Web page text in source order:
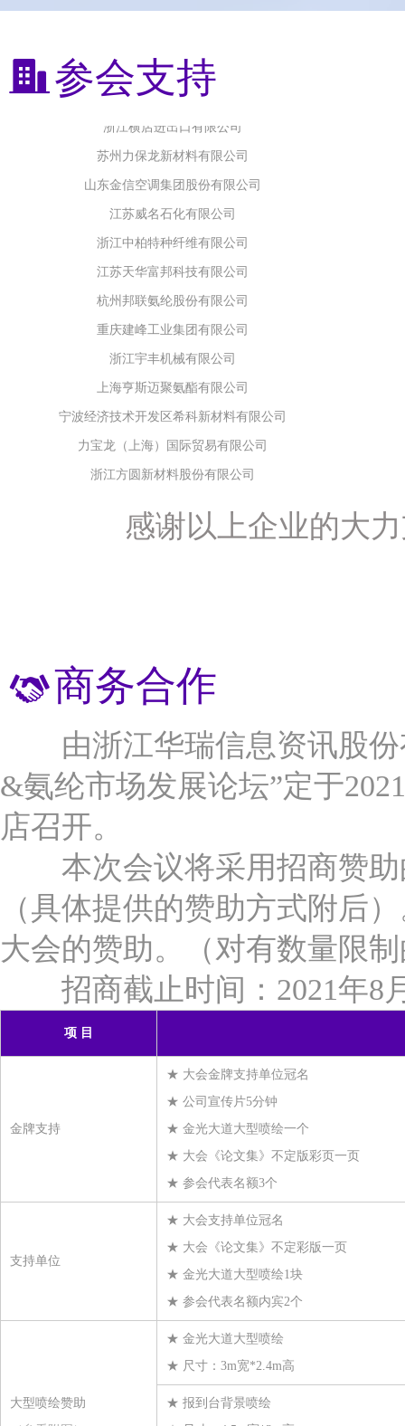
参会支持
浙江横店进出口有限公司
苏州力保龙新材料有限公司
江苏威名石化有限公司
浙江中柏特种纤维有限公司
江苏天华富邦科技有限公司
杭州邦联氨纶股份有限公司
重庆建峰工业集团有限公司
浙江宇丰机械有限公司
上海亨斯迈聚氨酯有限公司
宁波经济技术开发区希科新材料有限公司
力宝龙（上海）国际贸易有限公司
浙江方圆新材料股份有限公司
宿迁市振兴化工有限公司
浦江奈斯过滤器材有限公司
衢州巨化锦纶有限责任公司
宿迁联盛科技股份有限公司
横店集团得邦工程塑料有限公司
南京福邦特东方化工有限公司
上海神马工程塑料有限公司
中国石化长城能源化工（宁夏）有限公司
江苏月源纤维科技有限公司
福建省鸿福化纤实业有限公司
天津海晶聚合有限公司
宁夏宁东泰和新材有限公司
福建兆绅环保科技有限公司
福建凯邦锦纶科技有限公司
温州邦鹿化工有限公司
浙江鼎艺新材料科技有限公司
浙江富力化纤有限公司
浙江和悦供应链管理有限公司
博列麦神马气囊丝贸易（上海）有限公司
浙江金旗新材料科技有限公司
杭州绿普化工科技有限公司
东阳市帛泰纺织有限公司
诸暨市翘楚化纤有限公司
无锡泰极纸业有限公司
浙江巴陵恒逸己内酰胺有限责任公司
丰梵新材料有限公司
感谢以上企业的大
商务合作
由浙江华瑞信息资讯股份
&氨纶市场发展论坛”定于
店召开。
本次会议将采用招商赞助
（具体提供的赞助方式附后
大会的赞助。（对有数量限
招商截止时间：2021年8
项 目
金牌支持
★ 大会金牌支持单位冠名
★ 公司宣传片5分钟
★ 金光大道大型喷绘一个
★ 大会《论文集》不定版彩页一页
★ 参会代表名额3个
支持单位
★ 大会支持单位冠名
★ 大会《论文集》不定彩版一页
★ 金光大道大型喷绘1块
★ 参会代表名额内宾2个
大型喷绘赞助
★ 金光大道大型喷绘
★ 尺寸：3m宽*2.4m高
★ 报到台背景喷绘